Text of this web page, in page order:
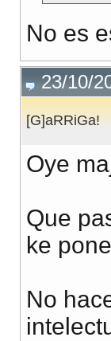
No es
23/10/
[G]aRRiGa!
Oye
Que
ke
No